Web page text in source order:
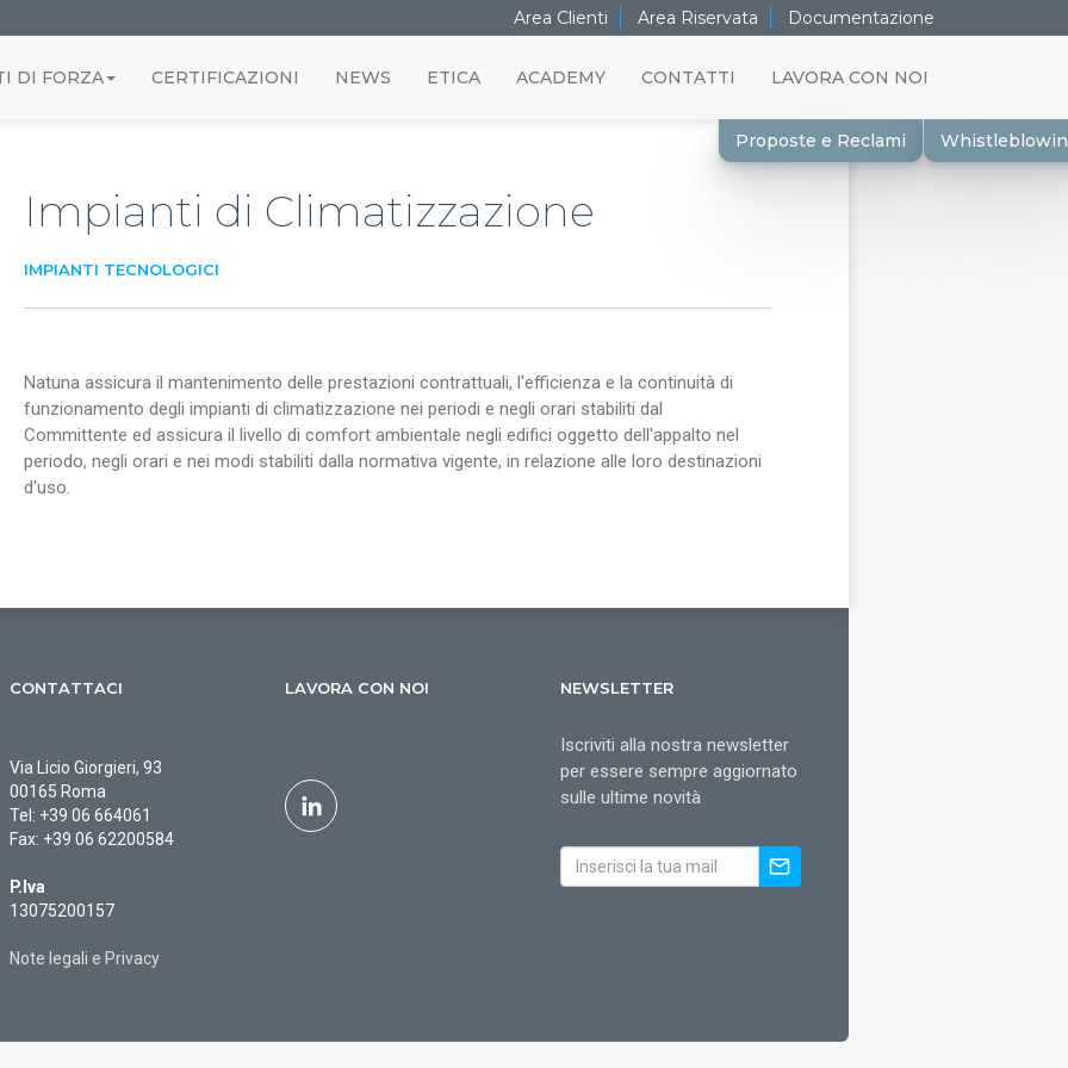
Area Clienti Area Riservata Documentazione
DI FORZA CERTIFICAZIONI NEWS ETICA ACADEMY CONTATTI LAVORA CON NOI
Proposte e Reclami
Impianti di Climatizzazione
IMPIANTI TECNOLOGICI
Natuna assicura il mantenimento delle prestazioni contrattuali, l'efficienza e la continuità di
funzionamento degli impianti di climatizzazione nei periodi e negli orari stabiliti dal
Committente ed assicura il livello di comfort ambientale negli edifici oggetto dell'appalto nel
periodo, negli orari e nei modi stabiliti dalla normativa vigente, in relazione alle loro destinazioni
d'uso.
CONTATTACI
Via Licio Giorgieri, 93
00165 Roma
Tel: +39 06 664061
Fax: +39 06 62200584
P.Iva
13075200157
Note legali e Privacy
LAVORA CON NOI NEWSLETTER
Iscriviti alla nostra newsletter
per essere sempre aggiornato
sulle ultime novità
mail_outline